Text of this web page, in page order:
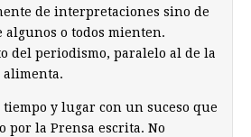
de interpretaciones sino de
algunos o todos mienten.
del periodismo, paralelo al de la
alimenta.
y lugar con un suceso que
por la Prensa escrita. No